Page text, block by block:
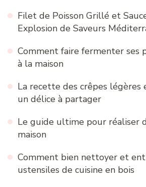
Filet de Poisson Grillé et
Explosion de Saveurs
Comment faire fermenter ses
à la maison
La recette des crêpes légères
un délice à partager
Le guide ultime pour réaliser
maison
Comment bien nettoyer et
ustensiles de cuisine en bois